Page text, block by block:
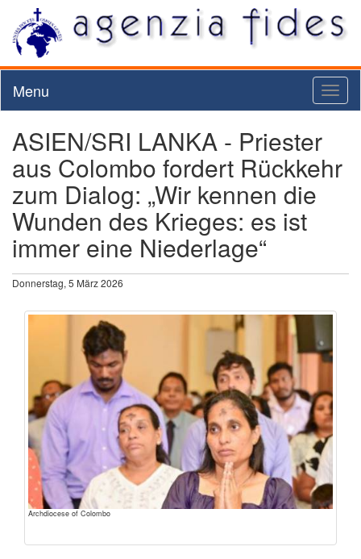
Menu
ASIEN/SRI LANKA - Priester
aus Colombo fordert Rückkehr
zum Dialog: „Wir kennen die
Wunden des Krieges: es ist
immer eine Niederlage“
Donnerstag, 5 März 2026
Archdiocese of Colombo